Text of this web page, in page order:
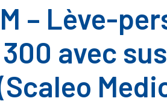
– Lève-
avec